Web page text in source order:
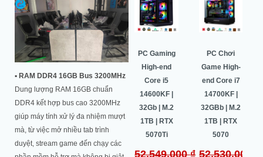
▪ RAM DDR4 16GB Bus 3200MHz
Dung lượng RAM 16GB chuẩn
DDR4 kết hợp bus cao 3200MHz
giúp máy tính xử lý đa nhiệm mượt
mà, từ việc mở nhiều tab trình
duyệt, stream game đến chạy các
PC Gaming
i5 10400F |
8Gb | M.2
256Gb | RX
5600 6Gb
Liên hệ
Pc Gaming
Core i7
14700K |
32G | M.2
1TB | RTX
5070 OC
64.500.000
gốc
là:
64.500.000 ₫.
hiện
tại
là:
60.987.000 ₫.
PC Gaming
High-end
Core i5
14600KF |
32Gb | M.2
1TB | RTX
5070Ti
52.549.000₫
gốc
là:
52.549.000 ₫.
hiện
tại
là:
50.443.000 ₫.
PC Chơi
Game High-
end Core i7
14700KF |
32GBb | M.2
1TB | RTX
5070
52.530.000
gốc
là:
52.530.000 ₫.
hiện
tại
là: